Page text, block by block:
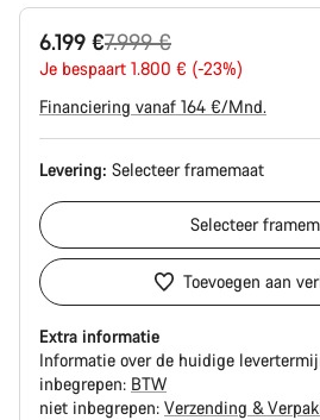
6.199 €
Originele
Prijs
7.999 €
Je bespaart 1.800 € (-23%)
Financiering vanaf 164 €/Mnd.
Levering: Selecteerframemaat
Selecteer
Toevoegen aan
Extra informatie
Informatie over de huidige
inbegrepen: BTW
niet inbegrepen: Verzending &